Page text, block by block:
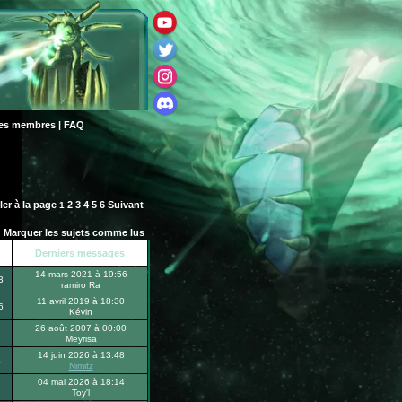
membres| FAQ
à la page 1 2 3 4 5 6 Suivant
Marquer les sujets comme lus
Derniers messages
14 mars 2021 à 19:56
ramiro Ra
11 avril 2019 à 18:30
Kévin
26 août 2007 à 00:00
Meyrisa
14 juin 2026 à 13:48
Nimitz
04 mai 2026 à 18:14
Toy'l